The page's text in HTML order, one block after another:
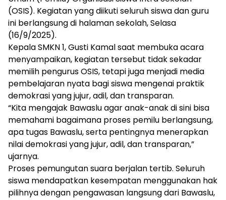
(OSIS). Kegiatan yang diikuti seluruh siswa dan guru
ini berlangsung di halaman sekolah, Selasa
(16/9/2025).
Kepala SMKN 1, Gusti Kamal saat membuka acara
menyampaikan, kegiatan tersebut tidak sekadar
memilih pengurus OSIS, tetapi juga menjadi media
pembelajaran nyata bagi siswa mengenai praktik
demokrasi yang jujur, adil, dan transparan.
“Kita mengajak Bawaslu agar anak-anak di sini bisa
memahami bagaimana proses pemilu berlangsung,
apa tugas Bawaslu, serta pentingnya menerapkan
nilai demokrasi yang jujur, adil, dan transparan,”
ujarnya.
Proses pemungutan suara berjalan tertib. Seluruh
siswa mendapatkan kesempatan menggunakan hak
pilihnya dengan pengawasan langsung dari Bawaslu,